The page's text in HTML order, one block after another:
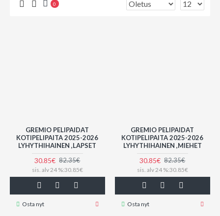
0
GREMIO PELIPAIDAT
KOTIPELIPAITA 2025-2026
LYHYTHIHAINEN ,LAPSET
30.85€ 82.35€
sis. alv 24 %:30.85€
Osta nyt
GREMIO PELIPAIDAT
KOTIPELIPAITA 2025-2026
LYHYTHIHAINEN ,MIEHET
30.85€ 82.35€
sis. alv 24 %:30.85€
Osta nyt